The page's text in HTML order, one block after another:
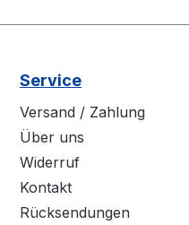
Service
Versand / Zahlung
Über uns
Widerruf
Kontakt
Rücksendungen